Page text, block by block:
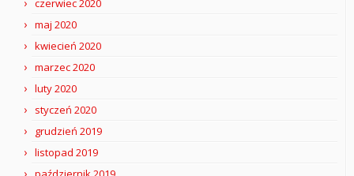
czerwiec 2020
maj 2020
kwiecień 2020
marzec 2020
luty 2020
styczeń 2020
grudzień 2019
listopad 2019